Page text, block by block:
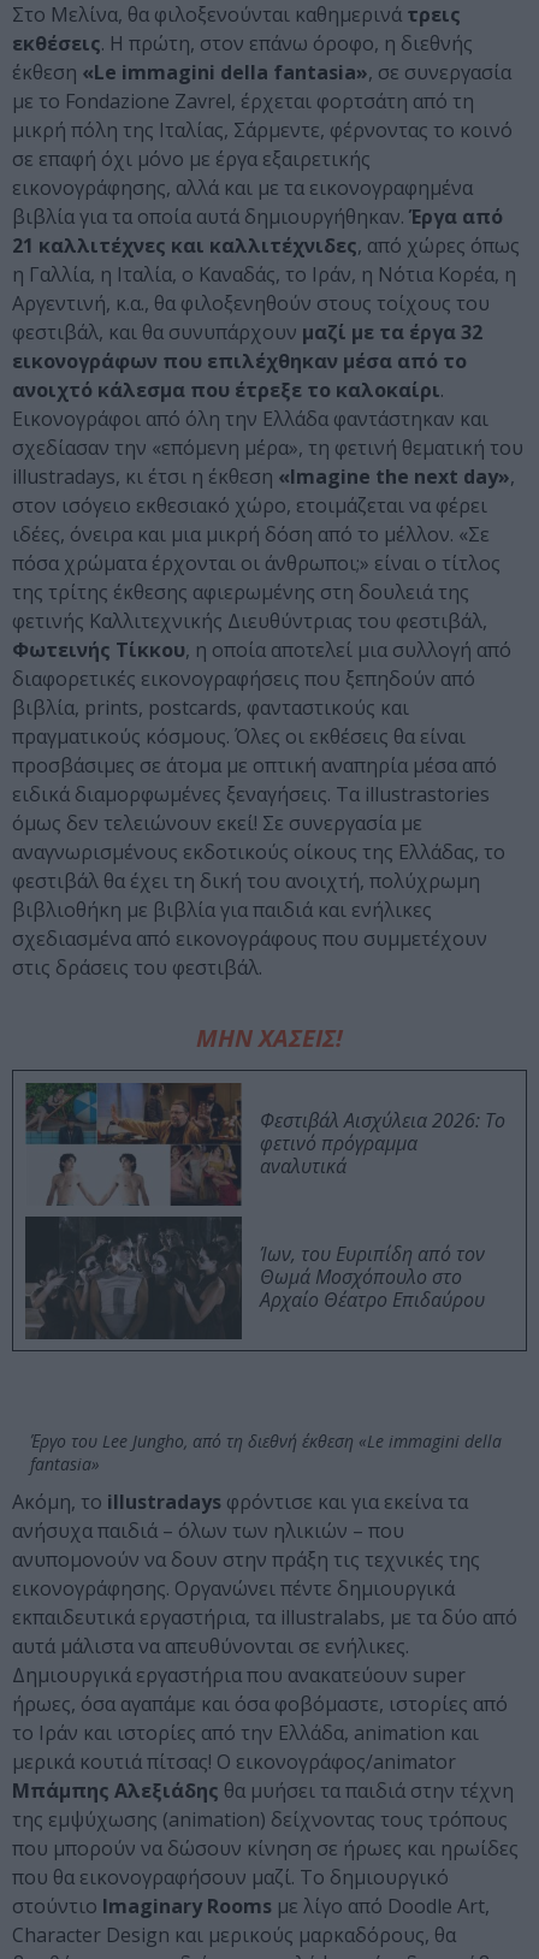
Στο Μελίνα, θα φιλοξενούνται καθημερινά τρεις
εκθέσεις. Η πρώτη, στον επάνω όροφο, η διεθνής
έκθεση «Le immagini della fantasia», σε συνεργασία
με το Fondazione Zavrel, έρχεται φορτσάτη από τη
μικρή πόλη της Ιταλίας, Σάρμεντε, φέρνοντας το κοινό
σε επαφή όχι μόνο με έργα εξαιρετικής
εικονογράφησης, αλλά και με τα εικονογραφημένα
βιβλία για τα οποία αυτά δημιουργήθηκαν. Έργα από
21 καλλιτέχνες και καλλιτέχνιδες, από χώρες όπως
η Γαλλία, η Ιταλία, ο Καναδάς, το Ιράν, η Νότια Κορέα, η
Αργεντινή, κ.α., θα φιλοξενηθούν στους τοίχους του
φεστιβάλ, και θα συνυπάρχουν μαζί με τα έργα 32
εικονογράφων που επιλέχθηκαν μέσα από το
ανοιχτό κάλεσμα που έτρεξε το καλοκαίρι.
Εικονογράφοι από όλη την Ελλάδα φαντάστηκαν και
σχεδίασαν την «επόμενη μέρα», τη φετινή θεματική του
illustradays, κι έτσι η έκθεση «Imagine the next day»,
στον ισόγειο εκθεσιακό χώρο, ετοιμάζεται να φέρει
ιδέες, όνειρα και μια μικρή δόση από το μέλλον. «Σε
πόσα χρώματα έρχονται οι άνθρωποι;» είναι ο τίτλος
της τρίτης έκθεσης αφιερωμένης στη δουλειά της
φετινής Καλλιτεχνικής Διευθύντριας του φεστιβάλ,
Φωτεινής Τίκκου, η οποία αποτελεί μια συλλογή από
διαφορετικές εικονογραφήσεις που ξεπηδούν από
βιβλία, prints, postcards, φανταστικούς και
πραγματικούς κόσμους. Όλες οι εκθέσεις θα είναι
προσβάσιμες σε άτομα με οπτική αναπηρία μέσα από
ειδικά διαμορφωμένες ξεναγήσεις. Τα illustrastories
όμως δεν τελειώνουν εκεί! Σε συνεργασία με
αναγνωρισμένους εκδοτικούς οίκους της Ελλάδας, το
φεστιβάλ θα έχει τη δική του ανοιχτή, πολύχρωμη
βιβλιοθήκη με βιβλία για παιδιά και ενήλικες
σχεδιασμένα από εικονογράφους που συμμετέχουν
στις δράσεις του φεστιβάλ.
ΜΗΝ ΧΑΣΕΙΣ!
Φεστιβάλ Αισχύλεια 2026: Το
φετινό πρόγραμμα
αναλυτικά
Ίων, του Ευριπίδη από τον
Θωμά Μοσχόπουλο στο
Αρχαίο Θέατρο Επιδαύρου
Έργο του Lee Jungho, από τη διεθνή έκθεση «Le immagini della
fantasia»
Ακόμη, το illustradays φρόντισε και για εκείνα τα
ανήσυχα παιδιά – όλων των ηλικιών – που
ανυπομονούν να δουν στην πράξη τις τεχνικές της
εικονογράφησης. Οργανώνει πέντε δημιουργικά
εκπαιδευτικά εργαστήρια, τα illustralabs, με τα δύο από
αυτά μάλιστα να απευθύνονται σε ενήλικες.
Δημιουργικά εργαστήρια που ανακατεύουν super
ήρωες, όσα αγαπάμε και όσα φοβόμαστε, ιστορίες από
το Ιράν και ιστορίες από την Ελλάδα, animation και
μερικά κουτιά πίτσας! Ο εικονογράφος/animator
Μπάμπης Αλεξιάδης θα μυήσει τα παιδιά στην τέχνη
της εμψύχωσης (animation) δείχνοντας τους τρόπους
που μπορούν να δώσουν κίνηση σε ήρωες και ηρωίδες
που θα εικονογραφήσουν μαζί. To δημιουργικό
στούντιο Imaginary Rooms με λίγο από Doodle Art,
Character Design και μερικούς μαρκαδόρους, θα